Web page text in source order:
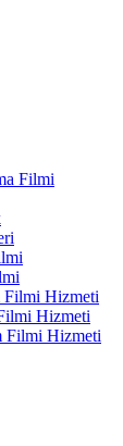
Filmi
Filmi Hizmeti
Hizmeti
Filmi Hizmeti